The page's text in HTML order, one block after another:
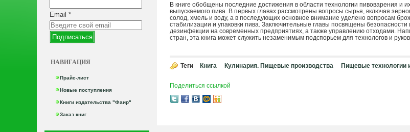
Email *
НАВИГАЦИЯ
Прайс-лист
Новые поступления
Книги издательства "Фаир"
Заказ книг
В книге обобщены последние достижения в области технологии пивоварения и
выпускаемого пива. В первых главах рассмотрены вопросы сырья, включая
солод, хмель и воду, а в последующих основное внимание уделено вопросам
стабилизации и упаковки пива. Заключительные главы посвящены безопасности
дезинфекции на современных предприятиях, а также управлению отходами.
стран, эта книга может служить незаменимым подспорьем для технологов и
Теги Книга Кулинария. Пищевые производства Пищевые технологии
Поделиться ссылкой